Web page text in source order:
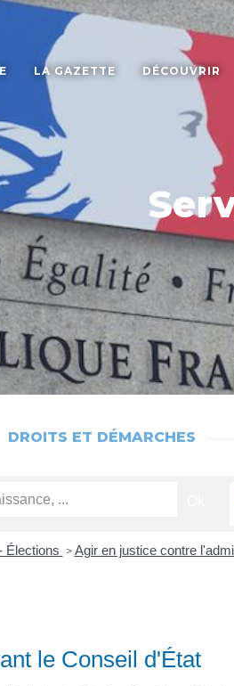
LA GAZETTE DÉCOUVRIR
DROITS ET DÉMARCHES
Élections > Agir en justice contre
le Conseil d'État